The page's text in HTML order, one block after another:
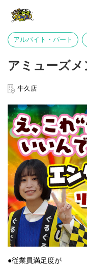
アルバイト・パート
アミューズ
牛久店
●従業員満足度が